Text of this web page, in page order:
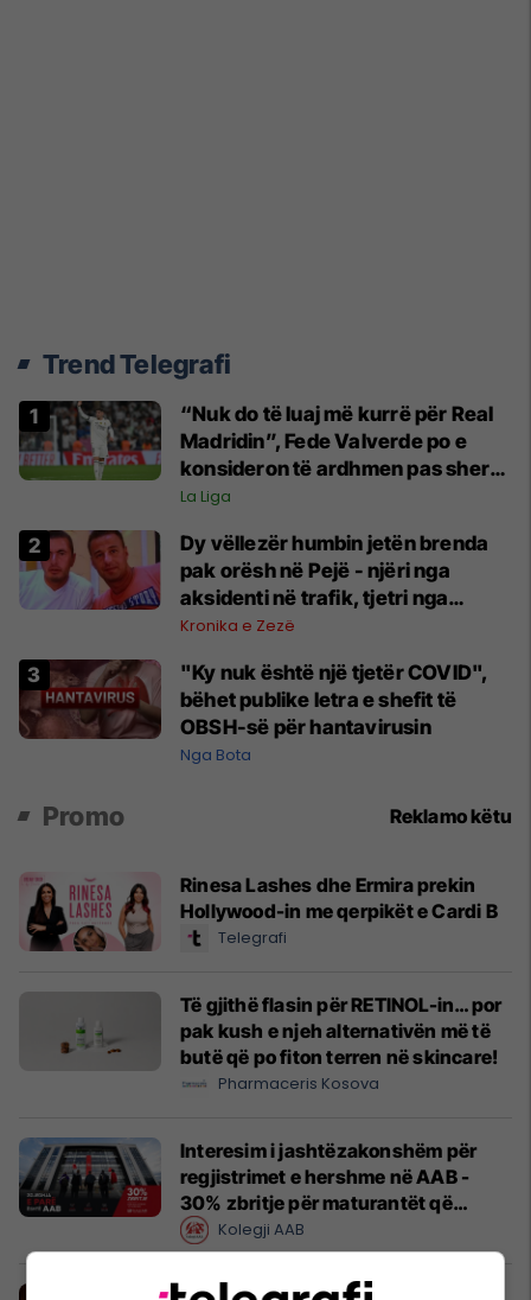
Trend Telegrafi
“Nuk do të luaj më kurrë për Real
Madridin”, Fede Valverde po e
konsideron të ardhmen pas sherrit
me Tchouamenin
La Liga
Dy vëllezër humbin jetën brenda
pak orësh në Pejë - njëri nga
aksidenti në trafik, tjetri nga
sëmundja
Kronika e Zezë
"Ky nuk është një tjetër COVID",
bëhet publike letra e shefit të
OBSH-së për hantavirusin
Nga Bota
Promo Reklamo këtu
Rinesa Lashes dhe Ermira prekin
Hollywood-in me qerpikët e Cardi B
Telegrafi
Të gjithë flasin për RETINOL-in… por
pak kush e njeh alternativën më të
butë që po fiton terren në skincare!
Pharmaceris Kosova
Interesim i jashtëzakonshëm për
regjistrimet e hershme në AAB -
30% zbritje për maturantët që
regjistrohen tani
Kolegji AAB